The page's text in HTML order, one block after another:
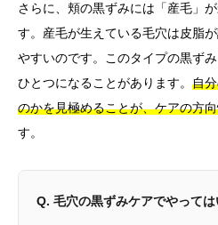
さらに、頬の黒ずみには「産毛」
す。産毛が生えている毛穴は皮脂
やすいのです。このタイプの黒ず
ひとつになることがあります。 自
のかを見極めることが、ケアの方
す。
Q. 毛穴の黒ずみケアでやっては